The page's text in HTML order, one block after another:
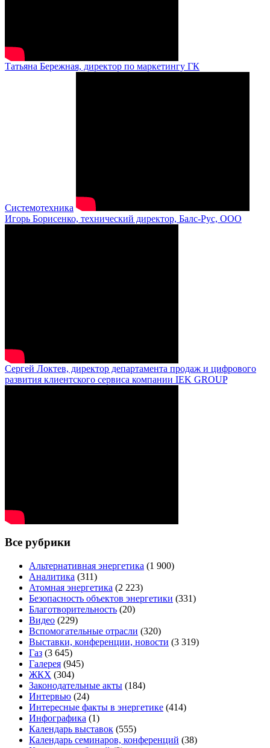
Татьяна Бережная, директор по маркетингу ГК
Системотехника
Игорь Борисенко, технический директор, Балс-Рус, ООО
Сергей Локтев, директор департамента продаж и цифрового
развития клиентского сервиса компании IEK GROUP
Все рубрики
Альтернативная энергетика (1 900)
Аналитика (311)
Атомная энергетика (2 223)
Безопасность объектов энергетики (331)
Благотворительность (20)
Видео (229)
Вспомогательные отрасли (320)
Выставки, конференции, новости (3 319)
Газ (3 645)
Галерея (945)
ЖКХ (304)
Законодательные акты (184)
Интервью (24)
Интересные факты в энергетике (414)
Инфографика (1)
Календарь выставок (555)
Календарь семинаров, конференций (38)